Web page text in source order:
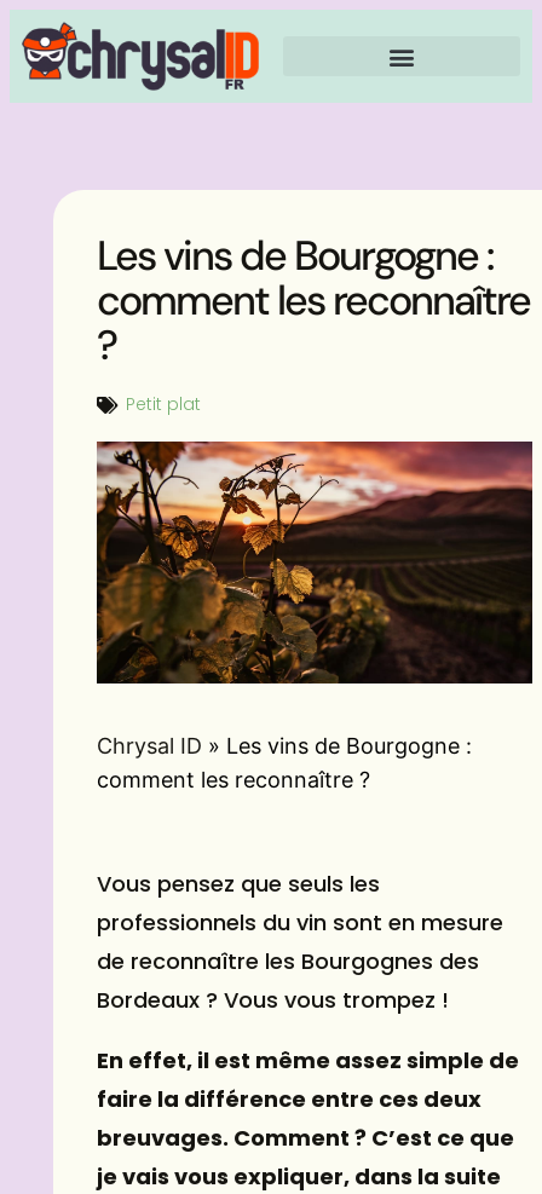
Les vins de Bourgogne :
comment les reconnaître
?
Petit plat
Chrysal ID » Les vins de Bourgogne :
comment les reconnaître ?
Vous pensez que seuls les
professionnels du vin sont en mesure
de reconnaître les Bourgognes des
Bordeaux ? Vous vous trompez !
En effet, il est même assez simple de
faire la différence entre ces deux
breuvages. Comment ? C’est ce que
je vais vous expliquer, dans la suite